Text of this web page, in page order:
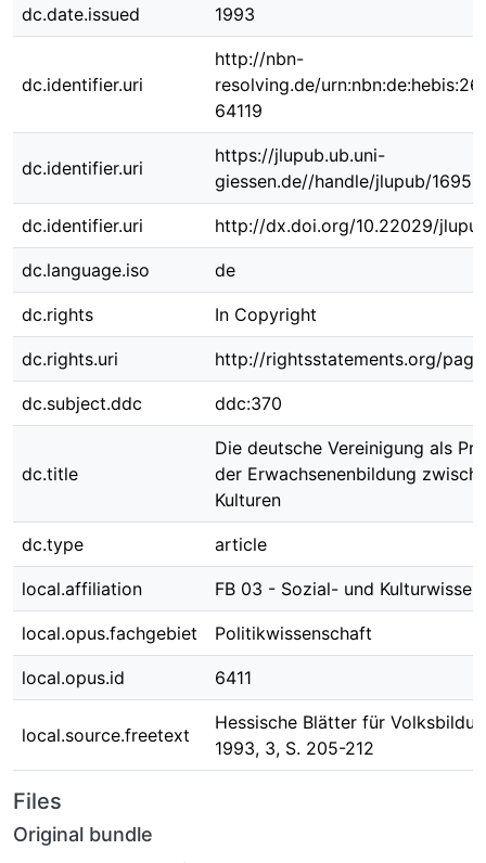
dc.date.issued 1993
dc.identifier.uri
http://nbn-
resolving.de/
64119
dc.identifier.uri
https://jlupub.ub.uni-
giessen.de//handle/jlupub/16953
dc.identifier.uri http://dx.doi.org/10.22029/
dc.language.iso de
dc.rights In Copyright
dc.rights.uri http://rightsstatements.org/
dc.subject.ddc ddc:370
dc.title
Die deutsche Vereinigung als
der Erwachsenenbildung
Kulturen
dc.type article
local.affiliation FB 03 - Sozial- und
local.opus.fachgebiet Politikwissenschaft
local.opus.id 6411
local.source.freetext
Hessische Blätter für
1993, 3, S. 205-212
Files
Original bundle